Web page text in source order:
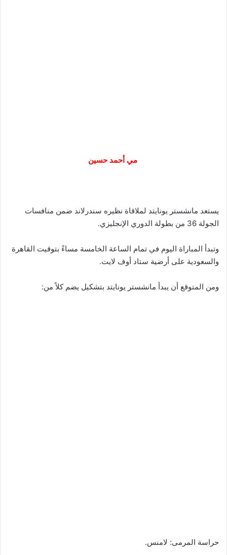
مي أحمد حسين
يستعد مانشستر يونايتد لملاقاة نظيره سندرلاند ضمن منافسات
الجولة 36 من بطولة الدوري الإنجليزي.
وتبدأ المباراة اليوم في تمام الساعة الخامسة مساءً بتوقيت القاهرة
والسعودية على أرضية ستاد أوف لايت.
ومن المتوقع أن يبدأ مانشستر يونايتد بتشكيل يضم كلاً من:
حراسة المرمى: لامنس.